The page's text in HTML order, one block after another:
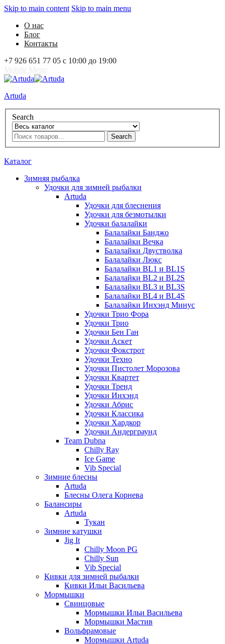
Skip to main content Skip to main menu
О нас
Блог
Контакты
+7 926 651 77 05 с 10:00 до 19:00
Artuda
Search
Search
Каталог
Зимняя рыбалка
Удочки для зимней рыбалки
Artuda
Удочки для блеснения
Удочки для безмотылки
Удочки балалайки
Балалайки Банджо
Балалайки Вечка
Балалайки Двустволка
Балалайки Люкс
Балалайки BL1 и BL1S
Балалайки BL2 и BL2S
Балалайки BL3 и BL3S
Балалайки BL4 и BL4S
Балалайки Инхэнд Минус
Удочки Трио Фора
Удочки Трио
Удочки Бен Ган
Удочки Аскет
Удочки Фокстрот
Удочки Техно
Удочки Пистолет Морозова
Удочки Квартет
Удочки Тренд
Удочки Инхэнд
Удочки Абрис
Удочки Классика
Удочки Хардкор
Удочки Андерграунд
Team Dubna
Chilly Ray
Ice Game
Vib Special
Зимние блесны
Artuda
Блесны Олега Корнева
Балансиры
Artuda
Тукан
Зимние катушки
Jig It
Chilly Moon PG
Chilly Sun
Vib Special
Кивки для зимней рыбалки
Кивки Ильи Васильева
Мормышки
Свинцовые
Мормышки Ильи Васильева
Мормышки Мастив
Вольфрамовые
Мормышки Artuda